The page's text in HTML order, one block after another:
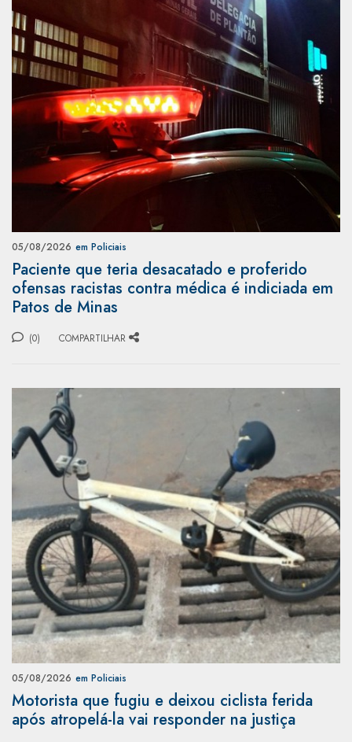
05/08/2026 em Policiais
Paciente que teria desacatado e proferido
ofensas racistas contra médica é indiciada em
Patos de Minas
(0) COMPARTILHAR
05/08/2026 em Policiais
Motorista que fugiu e deixou ciclista ferida
após atropelá-la vai responder na justiça